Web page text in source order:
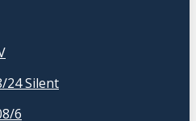
24 Silent
6